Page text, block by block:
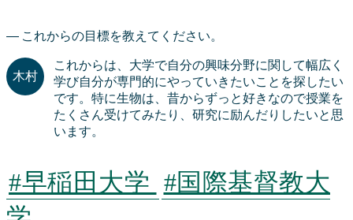
これからの目標を教えてください。
これからは、大学で自分の興味分野に関して幅広く
学び自分が専門的にやっていきたいことを探したい
です。特に生物は、昔からずっと好きなので授業を
たくさん受けてみたり、研究に励んだりしたいと思
います。
#早稲田大学 #国際基督教大